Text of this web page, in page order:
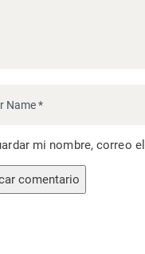
mi nombre, correo